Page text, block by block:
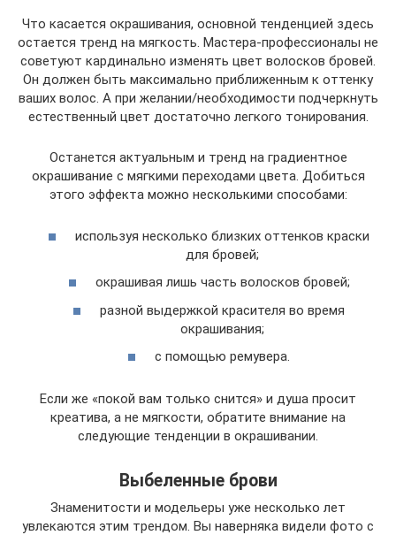
Что касается окрашивания, основной тенденцией здесь
остается тренд на мягкость. Мастера-профессионалы не
советуют кардинально изменять цвет волосков бровей.
Он должен быть максимально приближенным к оттенку
ваших волос. А при желании/необходимости подчеркнуть
естественный цвет достаточно легкого тонирования.
Останется актуальным и тренд на градиентное
окрашивание с мягкими переходами цвета. Добиться
этого эффекта можно несколькими способами:
используя несколько близких оттенков краски
для бровей;
окрашивая лишь часть волосков бровей;
разной выдержкой красителя во время
окрашивания;
с помощью ремувера.
Если же «покой вам только снится» и душа просит
креатива, а не мягкости, обратите внимание на
следующие тенденции в окрашивании.
Выбеленные брови
Знаменитости и модельеры уже несколько лет
увлекаются этим трендом. Вы наверняка видели фото с